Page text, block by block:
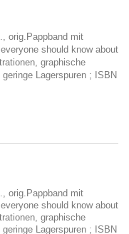
orig.Pappband mit
should know about
graphische
Lagerspuren ; ISBN
orig.Pappband mit
should know about
graphische
Lagerspuren ; ISBN